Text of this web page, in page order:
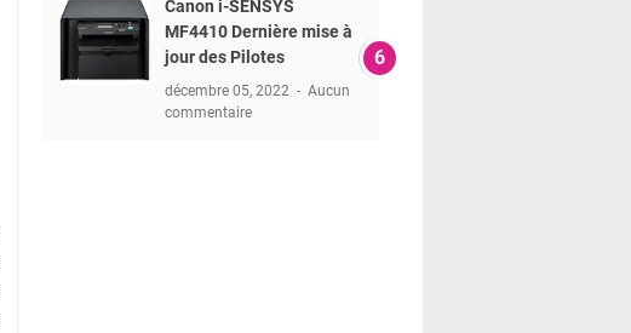
Canon i-SENSYS
MF4410 Dernière mise à
jour des Pilotes
décembre 05, 2022
Aucun
commentaire